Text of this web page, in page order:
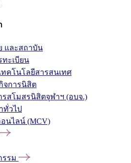
และสถาบัน
ะเบียน
ทคโนโลยีสารสนเทศ
จการนิสิต
รสโมสรนิสิตจุฬาฯ (อบจ.)
ทั่วไป
นไลน์ (MCV)
รรม